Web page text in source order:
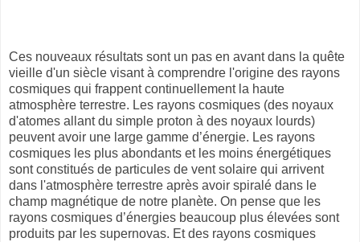
Ces nouveaux résultats sont un pas en avant dans la quête
vieille d'un siècle visant à comprendre l'origine des rayons
cosmiques qui frappent continuellement la haute
atmosphère terrestre. Les rayons cosmiques (des noyaux
d'atomes allant du simple proton à des noyaux lourds)
peuvent avoir une large gamme d’énergie. Les rayons
cosmiques les plus abondants et les moins énergétiques
sont constitués de particules de vent solaire qui arrivent
dans l'atmosphère terrestre après avoir spiralé dans le
champ magnétique de notre planète. On pense que les
rayons cosmiques d’énergies beaucoup plus élevées sont
produits par les supernovas. Et des rayons cosmiques